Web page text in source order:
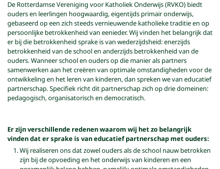
De Rotterdamse Vereniging voor Katholiek Onderwijs (RVKO) biedt
ouders en leerlingen hoogwaardig, eigentijds primair onderwijs,
gebaseerd op een zich steeds vernieuwende katholieke traditie en op
persoonlijke betrokkenheid van eenieder. Wij vinden het belangrijk dat
er bij die betrokkenheid sprake is van wederzijdsheid: enerzijds
betrokkenheid van de school en anderzijds betrokkenheid van de
ouders. Wanneer school en ouders op die manier als partners
samenwerken aan het creëren van optimale omstandigheden voor de
ontwikkeling en het leren van kinderen, dan spreken we van educatief
partnerschap. Specifiek richt dit partnerschap zich op drie domeinen:
pedagogisch, organisatorisch en democratisch.
Er zijn verschillende redenen waarom wij het zo belangrijk
vinden dat er sprake is van educatief partnerschap met ouders:
Wij realiseren ons dat zowel ouders als de school nauw betrokken
zijn bij de opvoeding en het onderwijs van kinderen en een